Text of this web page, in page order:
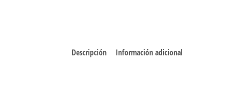
Descripción Información adicional